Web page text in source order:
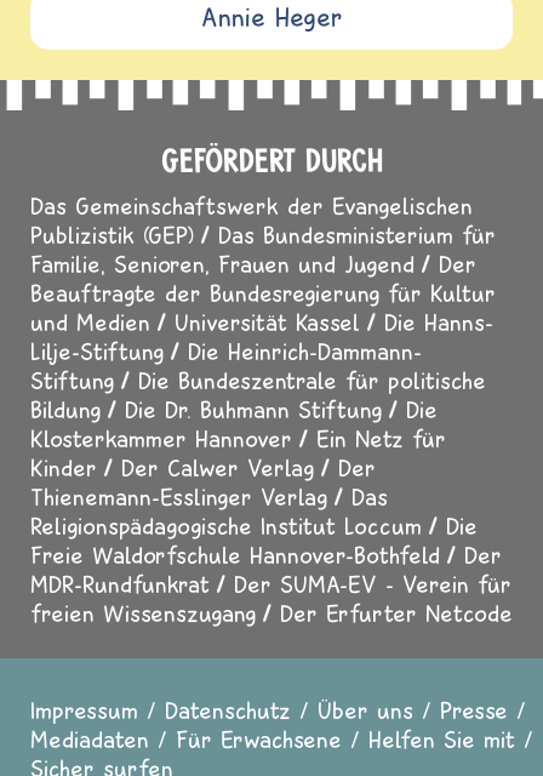
Annie Heger
GEFÖRDERT DURCH
Das Gemeinschaftswerk der Evangelischen
Publizistik (GEP)
Das Bundesministerium für
Familie, Senioren, Frauen und Jugend
Der
Beauftragte der Bundesregierung für Kultur
und Medien
Universität Kassel
Die Hanns-
Lilje-Stiftung
Die Heinrich-Dammann-
Stiftung
Die Bundeszentrale für politische
Bildung
Die Dr. Buhmann Stiftung
Die
Klosterkammer Hannover
Ein Netz für
Kinder
Der Calwer Verlag
Der
Thienemann-Esslinger Verlag
Das
Religionspädagogische Institut Loccum
Die
Freie Waldorfschule Hannover-Bothfeld
Der
MDR-Rundfunkrat
Der SUMA-EV - Verein für
freien Wissenszugang
Der Erfurter Netcode
Fußzeile
Impressum Datenschutz Über uns
Presse
Mediadaten
Für Erwachsene
Helfen Sie mit
Sicher surfen